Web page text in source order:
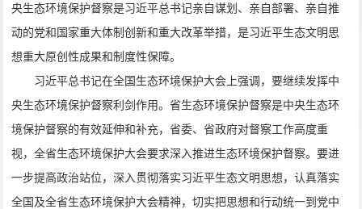
央生态环境保护督察是习近平总书记亲自谋划、亲自部署、亲自推
动的党和国家重大体制创新和重大改革举措，是习近平生态文明思
想重大原创性成果和制度性保障。
习近平总书记在全国生态环境保护大会上强调，要继续发挥中
央生态环境保护督察利剑作用。省生态环境保护督察是中央生态环
境保护督察的有效延伸和补充，省委、省政府对督察工作高度重
视，全省生态环境保护大会要求深入推进生态环境保护督察。要进
一步提高政治站位，深入贯彻落实习近平生态文明思想，认真落实
全国及全省生态环境保护大会精神，切实把思想和行动统一到党中